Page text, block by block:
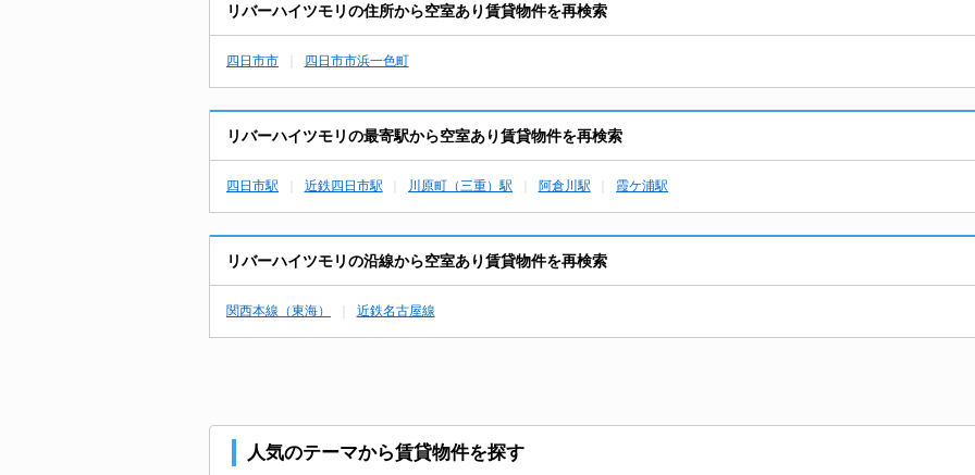
リバーハイツモリの住所から空室あり賃貸物件を再検索
四日市市 四日市市浜一色町
リバーハイツモリの最寄駅から空室あり賃貸物件を再検索
四日市駅 近鉄四日市駅 川原町（三重）駅 阿倉川駅 霞ケ浦駅
リバーハイツモリの沿線から空室あり賃貸物件を再検索
関西本線（東海） 近鉄名古屋線
人気のテーマから賃貸物件を探す